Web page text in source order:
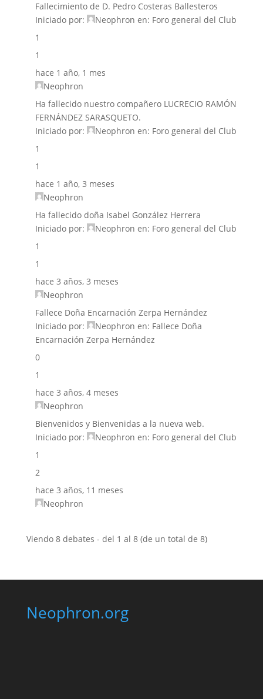
Fallecimiento de D. Pedro Costeras Ballesteros
Iniciado por:
Neophron en: Foro general del Club
1
1
hace 1 año, 1 mes
Neophron
Ha fallecido nuestro compañero LUCRECIO RAMÓN
FERNÁNDEZ SARASQUETO.
Iniciado por:
Neophron en: Foro general del Club
1
1
hace 1 año, 3 meses
Neophron
Ha fallecido doña Isabel González Herrera
Iniciado por:
Neophron en: Foro general del Club
1
1
hace 3 años, 3 meses
Neophron
Fallece Doña Encarnación Zerpa Hernández
Iniciado por:
Neophron en: Fallece Doña
Encarnación Zerpa Hernández
0
1
hace 3 años, 4 meses
Neophron
Bienvenidos y Bienvenidas a la nueva web.
Iniciado por:
Neophron en: Foro general del Club
1
2
hace 3 años, 11 meses
Neophron
Viendo 8 debates - del 1 al 8 (de un total de 8)
Neophron.org